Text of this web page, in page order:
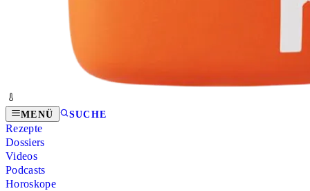
MENÜ SUCHE
Rezepte
Dossiers
Videos
Podcasts
Horoskope